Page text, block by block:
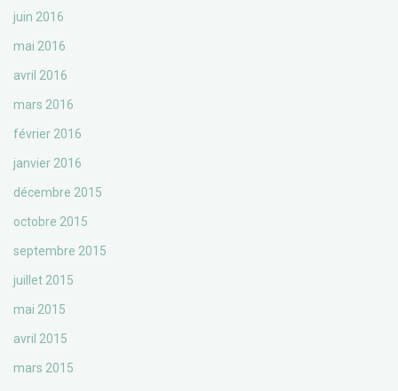
juin 2016
mai 2016
avril 2016
mars 2016
février 2016
janvier 2016
décembre 2015
octobre 2015
septembre 2015
juillet 2015
mai 2015
avril 2015
mars 2015